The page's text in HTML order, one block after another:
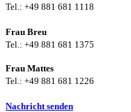
Tel.: +49 881 681 1118
Frau Breu
Tel.: +49 881 681 1375
Frau Mattes
Tel.: +49 881 681 1226
Nachricht senden